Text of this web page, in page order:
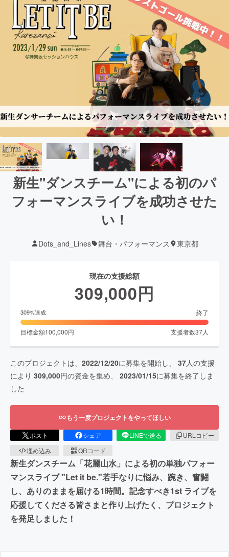
新生"ダンスチーム"による初のパ
フォーマンスライブを成功させた
い！
Dots_and_Lines 舞台・パフォーマンス 東京都
現在の支援総額
309,000円
309%達成 終了
目標金額100,000円 支援者数37人
このプロジェクトは、 2022/12/20に募集を開始し、 37人の支援
により 309,000円の資金を集め、 2023/01/15に募集を終了しま
した
もう一度プロジェクトをやってほしい
ポスト シェア LINEで送る
URLコピー
埋め込み
QRコード
新生ダンスチーム「花麗山水」による初の単独パフォー
マンスライブ "Let it be."若手なりに悩み、踠き、奮闘
し、ありのままを届ける1時間。記念すべき1st ライブを
応援してくださる皆さまと作り上げたく、プロジェクト
を発足しました！